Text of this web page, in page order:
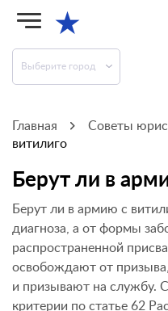
★
Выберите город
Главная Советы
витилиго
Берут ли в
Берут ли в армию с
диагноза, а от формы
распространенной
освобождают от
и призывают на службу.
критерии по статье 62